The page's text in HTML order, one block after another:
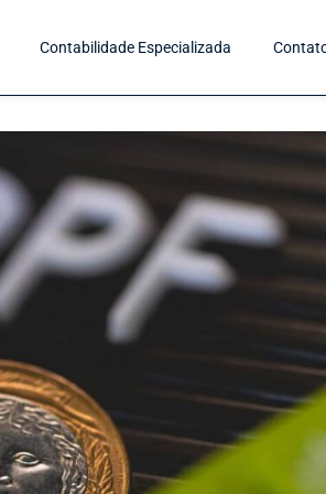
Contabilidade Especializada